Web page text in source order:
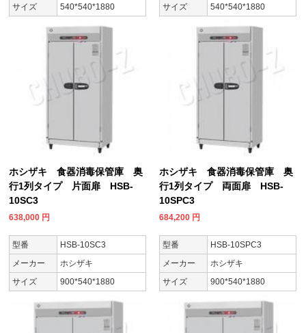
サイズ
540*540*1880
サイズ
540*540*1880
ホシザキ 食器消毒保管庫 奥
行1列タイプ 片面扉 HSB-
10SC3
638,000 円
型番
HSB-10SC3
メーカー
ホシザキ
サイズ
900*540*1880
ホシザキ 食器消毒保管庫 奥
行1列タイプ 両面扉 HSB-
10SPC3
684,200 円
型番
HSB-10SPC3
メーカー
ホシザキ
サイズ
900*540*1880